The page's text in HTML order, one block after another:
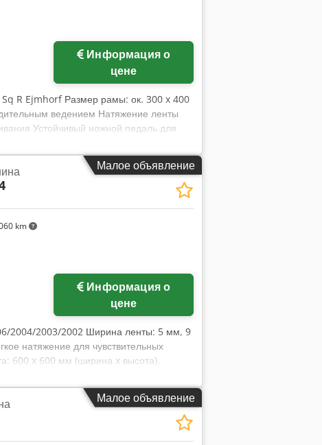
цене
R Ejmhorf Размер рамы: ок. 300 x 400
ведением Натяжение ленты
Устойчивый ножной педаль для
ленты, пригодные для автоматов
Гц 2,4 А Год выпуска: 2001/1998/1999
Малое объявление
km
цене
2004/2003/2002 Ширина ленты: 5 мм, 9
натяжение для чувствительных
600 x 600 мм (ширина x высота).
820–925 мм. Минимальная
25 кг. Материал ленты:
Малое объявление